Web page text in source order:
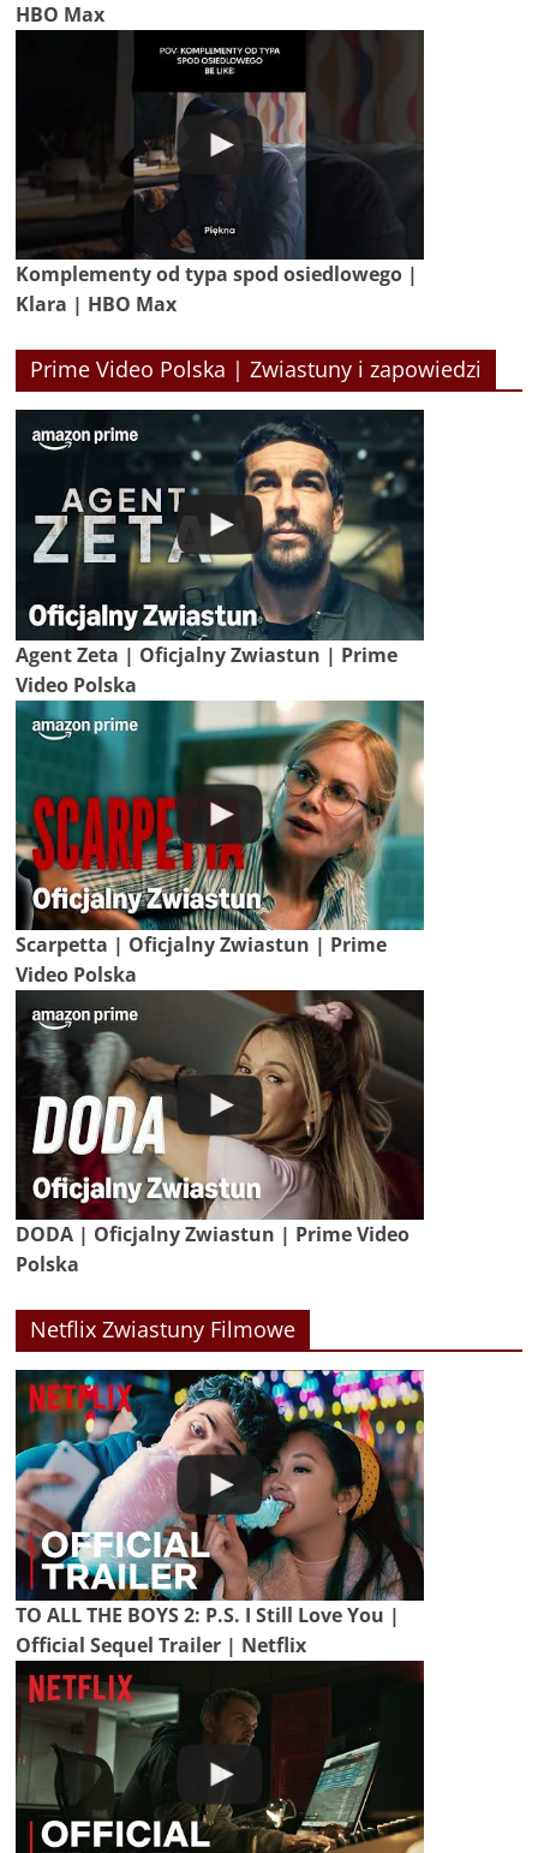
HBO Max
Komplementy od typa spod osiedlowego |
Klara | HBO Max
Prime Video Polska | Zwiastuny i zapowiedzi
Agent Zeta | Oficjalny Zwiastun | Prime
Video Polska
Scarpetta | Oficjalny Zwiastun | Prime
Video Polska
DODA | Oficjalny Zwiastun | Prime Video
Polska
Netflix Zwiastuny Filmowe
TO ALL THE BOYS 2: P.S. I Still Love You |
Official Sequel Trailer | Netflix